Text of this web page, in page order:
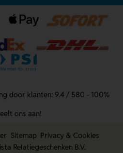
door klanten: 9.4 / 580 - 100%
ons aan!
Sitemap Privacy & Cookies
Relatiegeschenken B.V.